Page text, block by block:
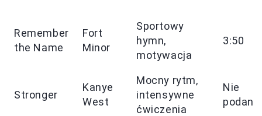
Remember
the Name
Fort
Minor
Sportowy
hymn,
motywacja
3:50
Stronger
Kanye
West
Mocny rytm,
intensywne
ćwiczenia
Nie
podano